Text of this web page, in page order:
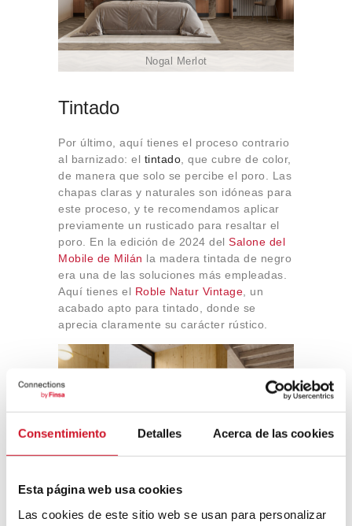
Consentimiento Detalles Acerca de las cookies
Esta página web usa cookies
Las cookies de este sitio web se usan para personalizar
Nogal Merlot
Tintado
Por último, aquí tienes el proceso contrario
al barnizado: el tintado, que cubre de color,
de manera que solo se percibe el poro. Las
chapas claras y naturales son idóneas para
este proceso, y te recomendamos aplicar
previamente un rusticado para resaltar el
poro. En la edición de 2024 del Salone del
Mobile de Milán la madera tintada de negro
era una de las soluciones más empleadas.
Aquí tienes el Roble Natur Vintage, un
acabado apto para tintado, donde se
aprecia claramente su carácter rústico.